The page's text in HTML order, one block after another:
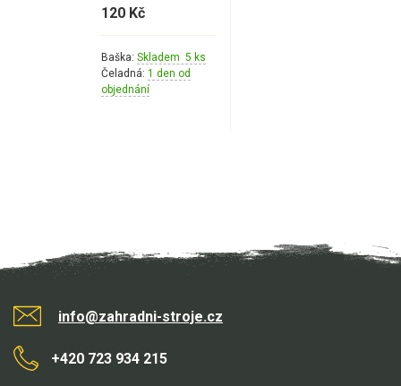
dalších značek OT-
120 Kč
Baška: Skladem 5 ks
Čeladná: 1 den od
objednání
info@zahradni-stroje.cz
+420 723 934 215